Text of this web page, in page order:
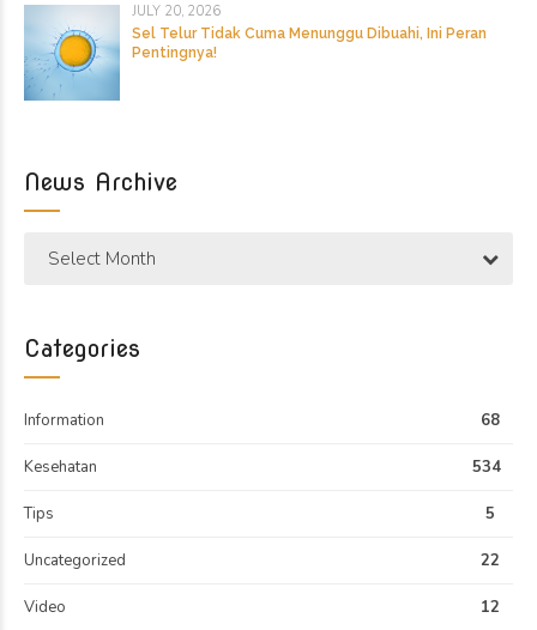
JULY 20, 2026
Sel Telur Tidak Cuma Menunggu Dibuahi, Ini Peran
Pentingnya!
News Archive
Select Month
Categories
Information 68
Kesehatan 534
Tips 5
Uncategorized 22
Video 12